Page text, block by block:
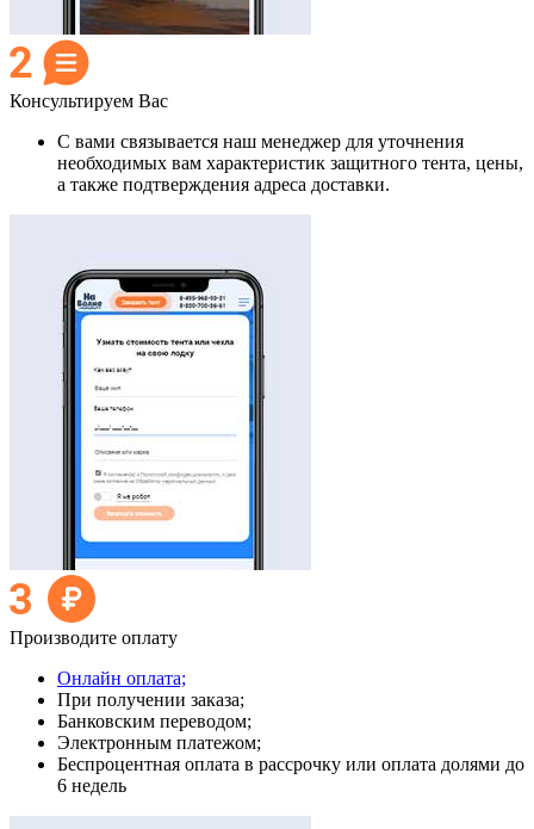
Консультируем Вас
С вами связывается наш менеджер для уточнения
необходимых вам характеристик защитного тента, цены,
а также подтверждения адреса доставки.
Производите оплату
Онлайн оплата;
При получении заказа;
Банковским переводом;
Электронным платежом;
Беспроцентная оплата в рассрочку или оплата долями до
6 недель